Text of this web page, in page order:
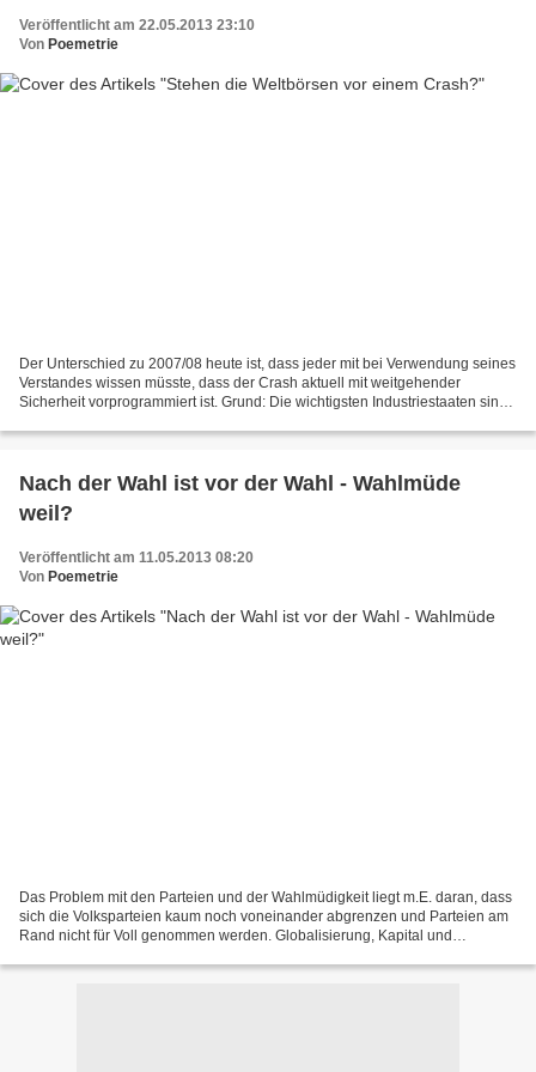
Veröffentlicht am 22.05.2013 23:10
Von Poemetrie
Der Unterschied zu 2007/08 heute ist, dass jeder mit bei Verwendung seines
Verstandes wissen müsste, dass der Crash aktuell mit weitgehender
Sicherheit vorprogrammiert ist. Grund: Die wichtigsten Industriestaaten sind
Nach der Wahl ist vor der Wahl - Wahlmüde
weil?
Veröffentlicht am 11.05.2013 08:20
Von Poemetrie
Das Problem mit den Parteien und der Wahlmüdigkeit liegt m.E. daran, dass
sich die Volksparteien kaum noch voneinander abgrenzen und Parteien am
Rand nicht für Voll genommen werden. Globalisierung, Kapital und